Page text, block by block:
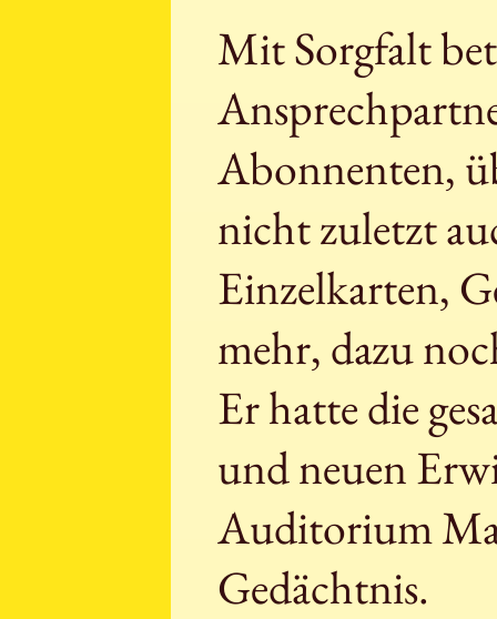
Mit Sorgfalt
Abonnenten,
nicht zuletzt
Einzelkarten,
mehr, dazu
Er hatte die
und neuen
Auditorium
Gedächtnis.